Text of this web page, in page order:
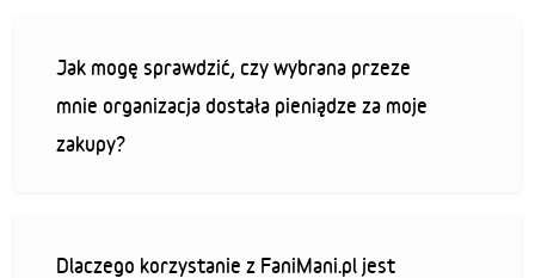
Jak mogę sprawdzić, czy wybrana przeze
mnie organizacja dostała pieniądze za moje
zakupy?
Dlaczego korzystanie z FaniMani.pl jest